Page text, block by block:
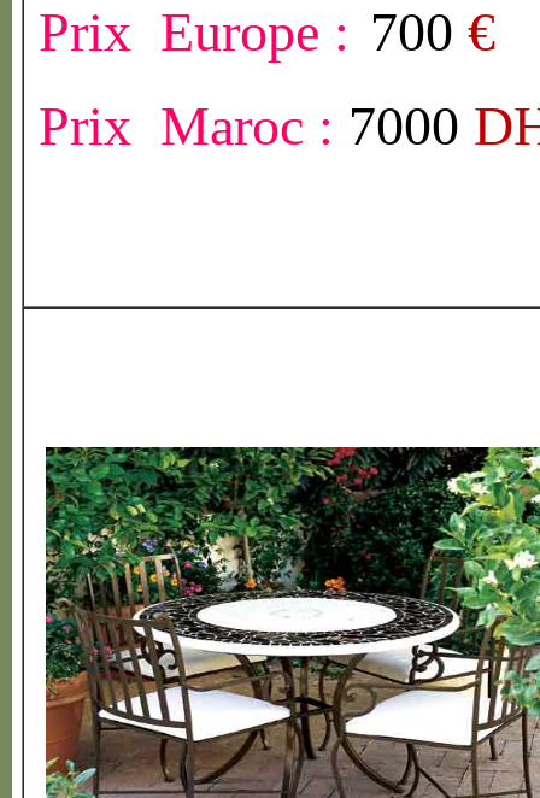
Prix Europe : 700 €
Prix Maroc : 7000